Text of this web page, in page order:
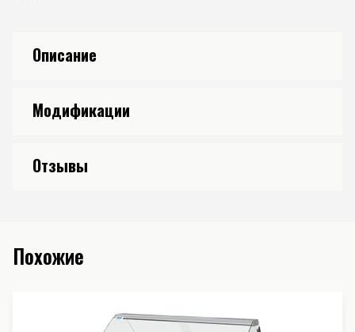
Описание
Модификации
Отзывы
Похожие